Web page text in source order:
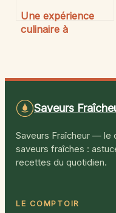
Une expérience
culinaire à
Saveurs
Saveurs Fraîcheur — le
saveurs fraîches :
recettes du quotidien.
LE COMPTOIR